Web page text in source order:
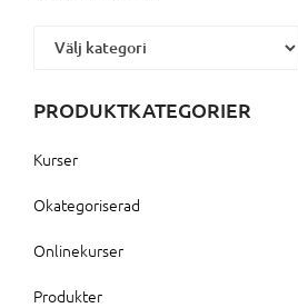
Kategorier
PRODUKTKATEGORIER
Kurser
Okategoriserad
Onlinekurser
Produkter